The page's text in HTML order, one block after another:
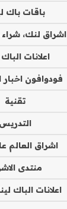
باقات باك
اشراق لنك، شراء
اعلانات
فودوافون اخبار
تقنية
التدريس
اشراق العالم
منتدى
اعلانات الباك لينك